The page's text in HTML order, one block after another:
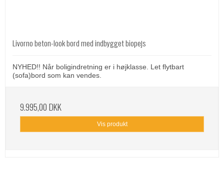
Livorno beton-look bord med indbygget biopejs
NYHED!! Når boligindretning er i højklasse. Let flytbart
(sofa)bord som kan vendes.
9.995,00 DKK
Vis produkt